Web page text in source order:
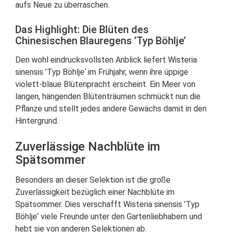
aufs Neue zu überraschen.
Das Highlight: Die Blüten des
Chinesischen Blauregens ’Typ Böhlje’
Den wohl eindrucksvollsten Anblick liefert Wisteria
sinensis ’Typ Böhlje‘ im Frühjahr, wenn ihre üppige
violett-blaue Blütenpracht erscheint. Ein Meer von
langen, hängenden Blütenträumen schmückt nun die
Pflanze und stellt jedes andere Gewächs damit in den
Hintergrund.
Zuverlässige Nachblüte im
Spätsommer
Besonders an dieser Selektion ist die große
Zuverlässigkeit bezüglich einer Nachblüte im
Spätsommer. Dies verschafft Wisteria sinensis ’Typ
Böhlje‘ viele Freunde unter den Gartenliebhabern und
hebt sie von anderen Selektionen ab.